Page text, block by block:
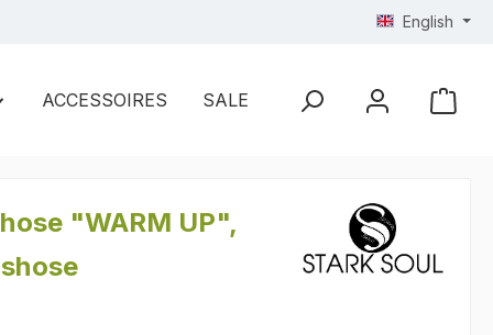
English
ACCESSOIRES SALE
"WARM UP",